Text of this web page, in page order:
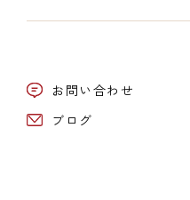
お問い合わせ
ブログ